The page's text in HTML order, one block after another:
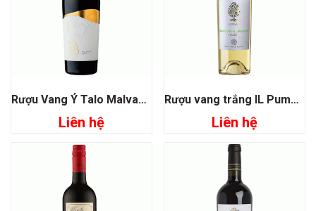
Rượu Vang Ý Talo Malvasia Nera
Liên hệ
Rượu vang trắng IL Pumo Sauvignon Malvasia
Liên hệ